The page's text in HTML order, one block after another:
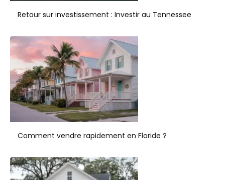
Retour sur investissement : Investir au Tennessee
Comment vendre rapidement en Floride ?